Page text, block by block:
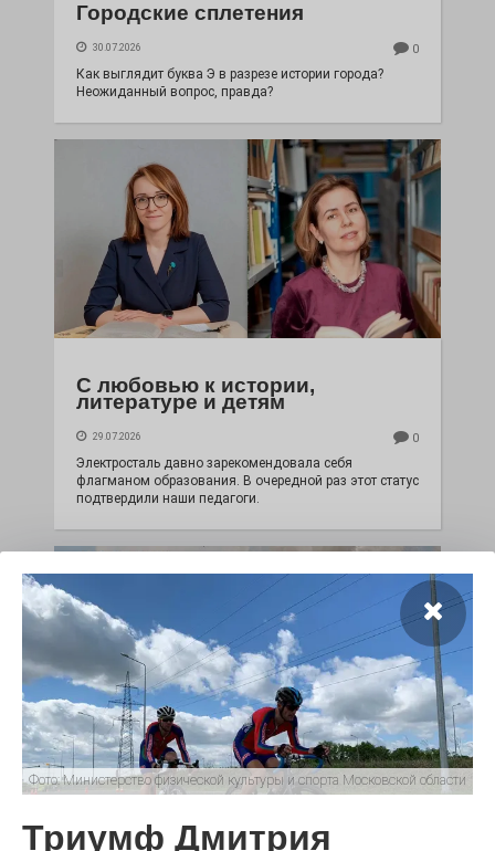
Городские сплетения
30.07.2026 0
Как выглядит буква Э в разрезе истории города?
Неожиданный вопрос, правда?
С любовью к истории,
литературе и детям
29.07.2026 0
Электросталь давно зарекомендовала себя
флагманом образования. В очередной раз этот статус
подтвердили наши педагоги.
Чувство Родины — одно на
28.07.2026
Фото:Министерство физической культуры и спорта Московской области
Триумф Дмитрия